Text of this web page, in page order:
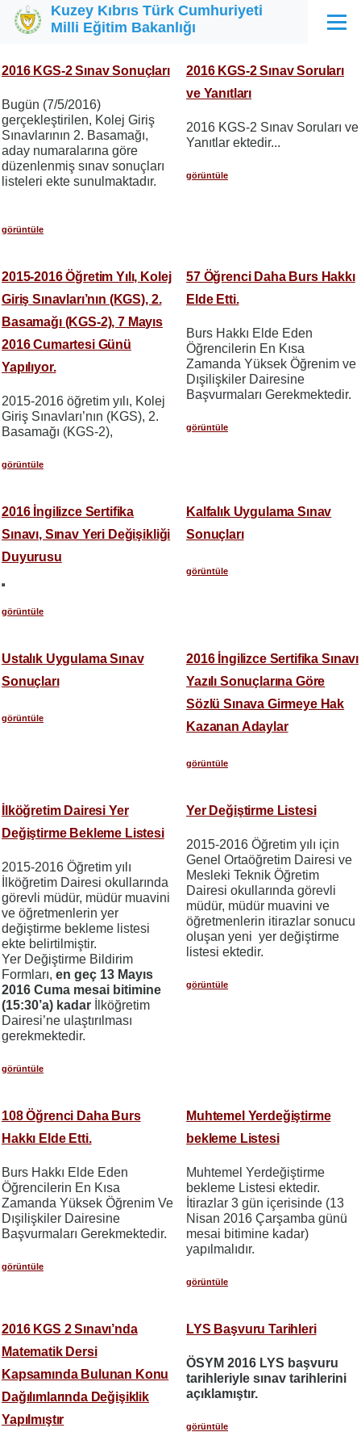
Ana içeriğe atla
Kuzey Kıbrıs Türk Cumhuriyeti
Milli Eğitim Bakanlığı
Menü
2016 KGS-2 Sınav Sonuçları
Bugün (7/5/2016)
gerçekleştirilen, Kolej Giriş
Sınavlarının 2. Basamağı,
aday numaralarına göre
düzenlenmiş sınav sonuçları
listeleri ekte sunulmaktadır.
görüntüle
2016 KGS-2 Sınav Soruları
ve Yanıtları
2016 KGS-2 Sınav Soruları ve
Yanıtlar ektedir...
görüntüle
2015-2016 Öğretim Yılı, Kolej
Giriş Sınavları’nın (KGS), 2.
Basamağı (KGS-2), 7 Mayıs
2016 Cumartesi Günü
Yapılıyor.
2015-2016 öğretim yılı, Kolej
Giriş Sınavları’nın (KGS), 2.
Basamağı (KGS-2),
görüntüle
57 Öğrenci Daha Burs Hakkı
Elde Etti.
Burs Hakkı Elde Eden
Öğrencilerin En Kısa
Zamanda Yüksek Öğrenim ve
Dışilişkiler Dairesine
Başvurmaları Gerekmektedir.
görüntüle
2016 İngilizce Sertifika
Sınavı, Sınav Yeri Değişikliği
Duyurusu
görüntüle
Kalfalık Uygulama Sınav
Sonuçları
görüntüle
Ustalık Uygulama Sınav
Sonuçları
görüntüle
2016 İngilizce Sertifika Sınavı
Yazılı Sonuçlarına Göre
Sözlü Sınava Girmeye Hak
Kazanan Adaylar
görüntüle
İlköğretim Dairesi Yer
Değiştirme Bekleme Listesi
2015-2016 Öğretim yılı
İlköğretim Dairesi okullarında
görevli müdür, müdür muavini
ve öğretmenlerin yer
değiştirme bekleme listesi
ekte belirtilmiştir.
Yer Değiştirme Bildirim
Formları, en geç 13 Mayıs
2016 Cuma mesai bitimine
(15:30’a) kadar İlköğretim
Dairesi’ne ulaştırılması
gerekmektedir.
görüntüle
Yer Değiştirme Listesi
2015-2016 Öğretim yılı için
Genel Ortaöğretim Dairesi ve
Mesleki Teknik Öğretim
Dairesi okullarında görevli
müdür, müdür muavini ve
öğretmenlerin itirazlar sonucu
oluşan yeni yer değiştirme
listesi ektedir.
görüntüle
108 Öğrenci Daha Burs
Hakkı Elde Etti.
Burs Hakkı Elde Eden
Öğrencilerin En Kısa
Zamanda Yüksek Öğrenim Ve
Dışilişkiler Dairesine
Başvurmaları Gerekmektedir.
görüntüle
Muhtemel Yerdeğiştirme
bekleme Listesi
Muhtemel Yerdeğiştirme
bekleme Listesi ektedir.
İtirazlar 3 gün içerisinde (13
Nisan 2016 Çarşamba günü
mesai bitimine kadar)
yapılmalıdır.
görüntüle
2016 KGS 2 Sınavı’nda
Matematik Dersi
Kapsamında Bulunan Konu
Dağılımlarında Değişiklik
Yapılmıştır
LYS Başvuru Tarihleri
ÖSYM 2016 LYS başvuru
tarihleriyle sınav tarihlerini
açıklamıştır.
görüntüle